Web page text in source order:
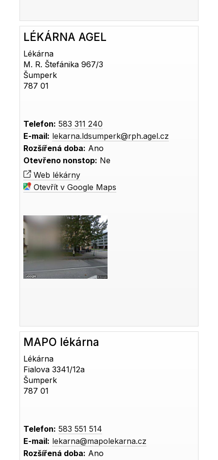
LÉKÁRNA AGEL
Lékárna
M. R. Štefánika 967/3
Šumperk
787 01
Telefon: 583 311 240
E-mail: lekarna.ldsumperk@rph.agel.cz
Rozšířená doba: Ano
Otevřeno nonstop: Ne
Web lékárny
Otevřít v Google Maps
MAPO lékárna
Lékárna
Fialova 3341/12a
Šumperk
787 01
Telefon: 583 551 514
E-mail: lekarna@mapolekarna.cz
Rozšířená doba: Ano